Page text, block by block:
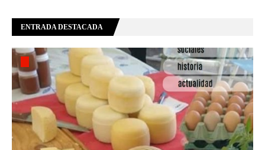
ENTRADA DESTACADA